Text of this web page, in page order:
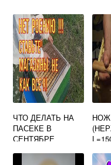
ЧТО ДЕЛАТЬ НА
ПАСЕКЕ В
СЕНТЯБРЕ